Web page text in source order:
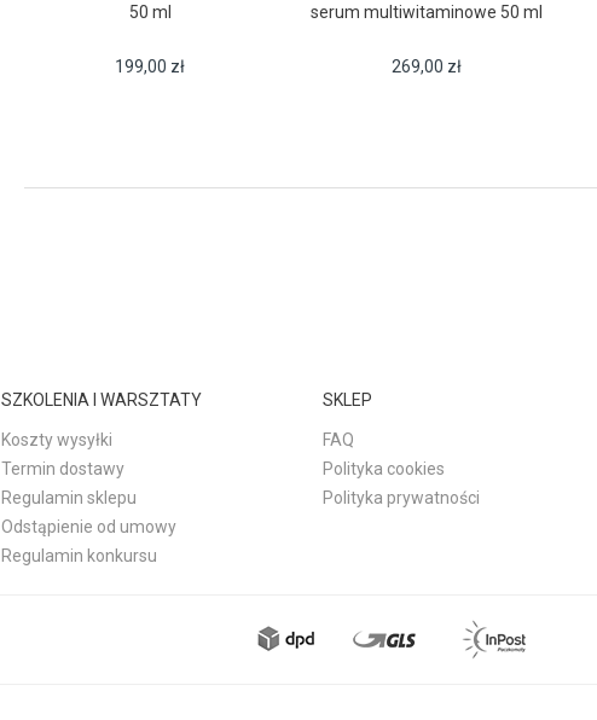
50 ml
199,00 zł
serum multiwitaminowe 50 ml
269,00 zł
SZKOLENIA I WARSZTATY
Koszty wysyłki
Termin dostawy
Regulamin sklepu
Odstąpienie od umowy
Regulamin konkursu
SKLEP
FAQ
Polityka cookies
Polityka prywatności